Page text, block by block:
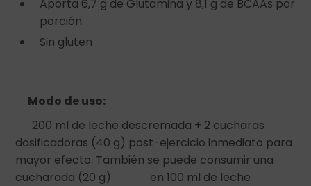
Aporta 6,7 g de Glutamina y 8,1 g de BCAAs por
porción.
Sin gluten
Modo de uso:
200 ml de leche descremada + 2 cucharas
dosificadoras (40 g) post-ejercicio inmediato para
mayor efecto. También se puede consumir una
cucharada (20 g) en 100 ml de leche